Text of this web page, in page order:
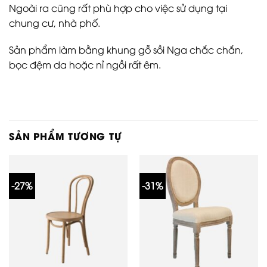
Ngoài ra cũng rất phù hợp cho việc sử dụng tại
chung cư, nhà phố.
Sản phẩm làm bằng khung gỗ sồi Nga chắc chắn,
bọc đệm da hoặc nỉ ngồi rất êm.
SẢN PHẨM TƯƠNG TỰ
-27% -31%